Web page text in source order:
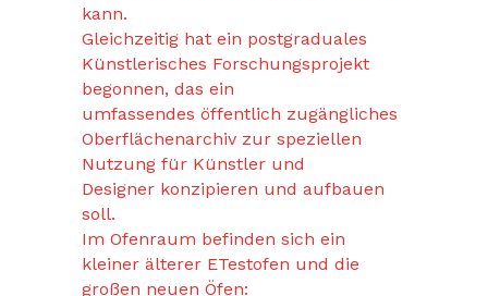
kann.
Gleichzeitig hat ein postgraduales
Künstlerisches Forschungsprojekt
begonnen, das ein
umfassendes öffentlich zugängliches
Oberflächenarchiv zur speziellen
Nutzung für Künstler und
Designer konzipieren und aufbauen
soll.
Im Ofenraum befinden sich ein
kleiner älterer ETestofen und die
großen neuen Öfen: